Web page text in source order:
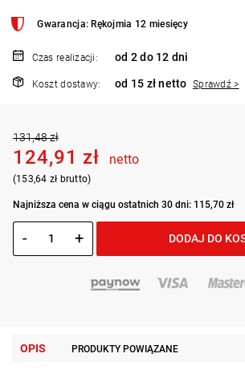
Gwarancja: Rękojmia 12 miesięcy
Czas realizacji: od 2 do 12 dni
Koszt dostawy: od 15 zł netto Sprawdź >
131,48 zł
124,91 zł netto
(153,64 zł brutto)
Najniższa cena w ciągu ostatnich 30 dni: 115,70 zł
- + DODAJ DO
OPIS PRODUKTY POWIĄZANE